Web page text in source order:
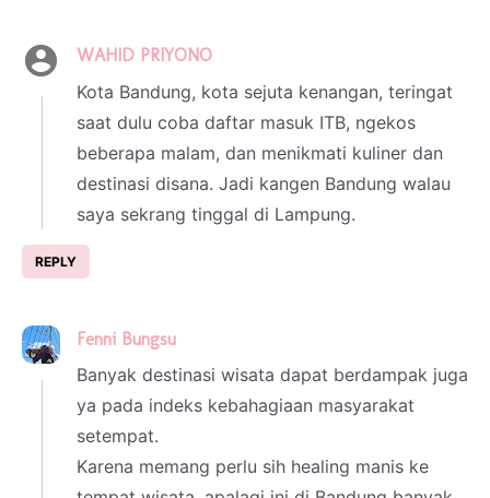
WAHID PRIYONO
Kota Bandung, kota sejuta kenangan, teringat
saat dulu coba daftar masuk ITB, ngekos
beberapa malam, dan menikmati kuliner dan
destinasi disana. Jadi kangen Bandung walau
saya sekrang tinggal di Lampung.
REPLY
Fenni Bungsu
Banyak destinasi wisata dapat berdampak juga
ya pada indeks kebahagiaan masyarakat
setempat.
Karena memang perlu sih healing manis ke